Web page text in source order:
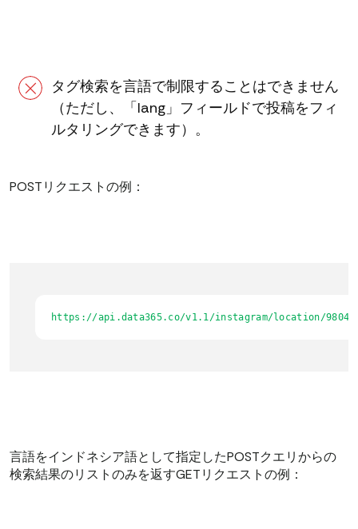
タグ検索を言語で制限することはできません
（ただし、「lang」フィールドで投稿をフィ
ルタリングできます）。
POSTリクエストの例：
https://api.data365.co/v1.1/instagram/location/
言語をインドネシア語として指定したPOSTクエリからの
検索結果のリストのみを返すGETリクエストの例：